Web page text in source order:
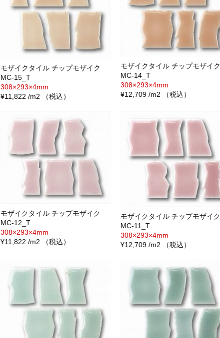
モザイクタイル チップモザイク
MC-15_T
308×293×4mm
¥11,822 /m2 （税込）
モザイクタイル チップモザイク
MC-14_T
308×293×4mm
¥12,709 /m2 （税込）
モザイクタイル チップモザイク
MC-12_T
308×293×4mm
¥11,822 /m2 （税込）
モザイクタイル チップモザイク
MC-11_T
308×293×4mm
¥12,709 /m2 （税込）